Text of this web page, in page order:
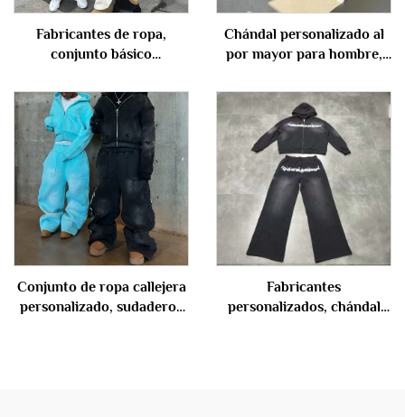
Fabricantes de ropa,
conjunto básico
con capucha y pantalones
de chándal, de mezcla de
neopreno, algodón y
poliéster, para hombre
Chándal personalizado al
por mayor para hombre,
sudadera corta, corte
cuadrado y cremallera,
conjunto con pantalón
acampanado, trajes de
sudor para hombre
Conjunto de ropa callejera
personalizado, sudaderos
Fabricantes
personalizados, chándal